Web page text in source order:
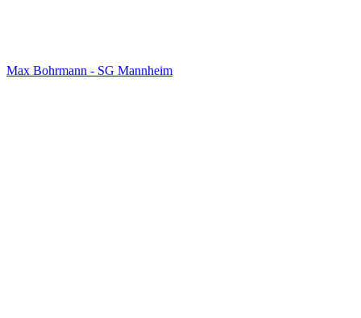
Max Bohrmann - SG Mannheim